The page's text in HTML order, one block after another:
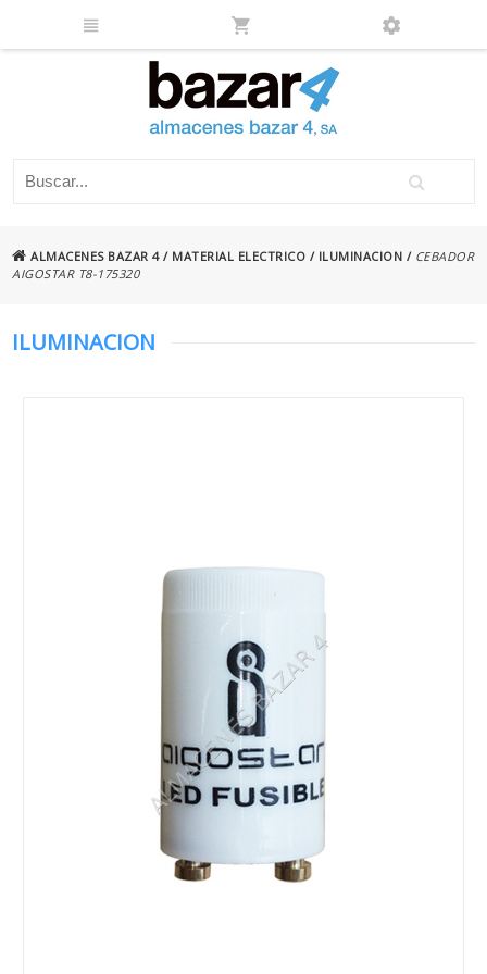
ALMACENES BAZAR 4/ MATERIAL ELECTRICO / ILUMINACION / CEBADOR
AIGOSTAR T8-175320
ILUMINACION